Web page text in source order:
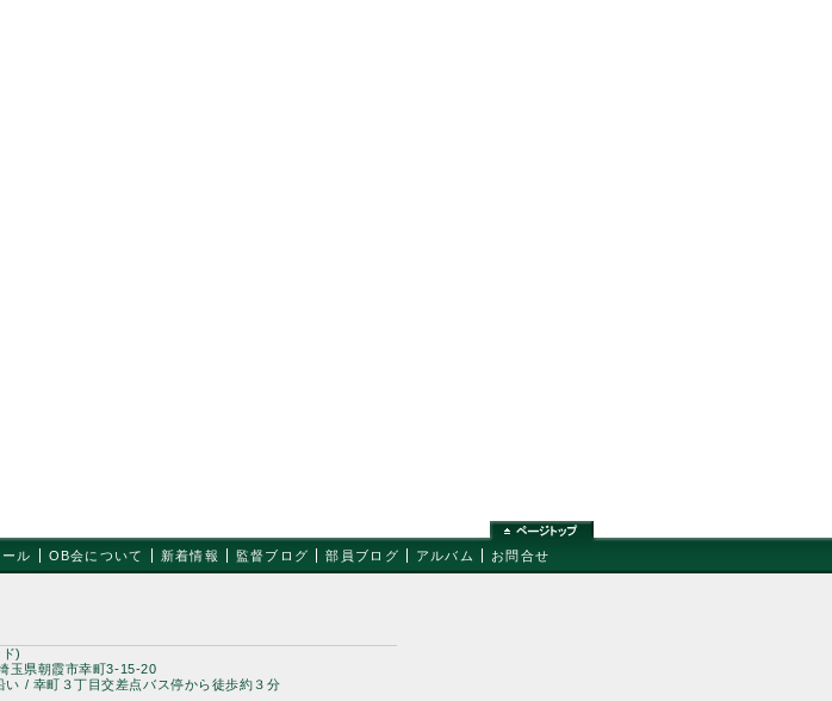
ル OB会について 新着情報 監督ブログ 部員ブログ アルバム お問合せ
)
玉県朝霞市幸町3-15-20
い / 幸町３丁目交差点バス停から徒歩約３分